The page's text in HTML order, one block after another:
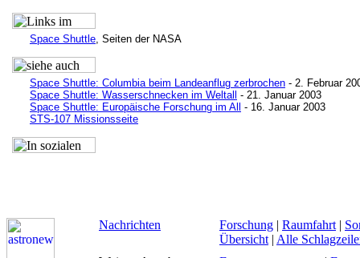
Space Shuttle, Seiten der NASA
Space Shuttle: Columbia beim Landeanflug zerbrochen - 2. Februar
Space Shuttle: Wasserschnecken im Weltall - 21. Januar 2003
Space Shuttle: Europäische Forschung im All
- 16. Januar 2003
STS-107 Missionsseite
Nachrichten Forschung | Raumfahrt |
Übersicht | Alle